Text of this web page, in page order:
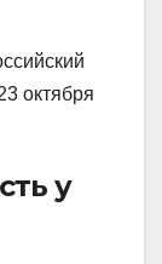
октября
у